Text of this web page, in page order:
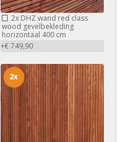
2xDHZ wand red class
wood gevelbekleding
horizontaal 400 cm
+€ 749,90
2x